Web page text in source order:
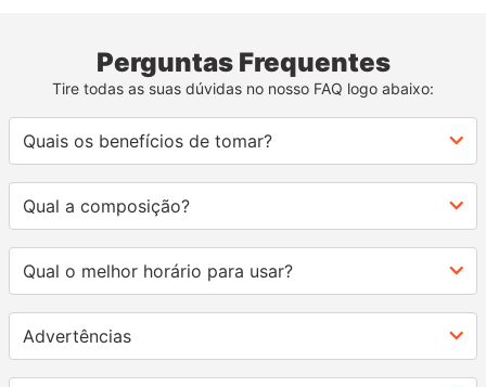
Perguntas Frequentes
Tire todas as suas dúvidas no nosso FAQ logo abaixo:
Quais os benefícios de tomar?
Qual a composição?
Qual o melhor horário para usar?
Advertências